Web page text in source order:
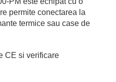
permite conectarea la
termice sau case de
CE si verificare